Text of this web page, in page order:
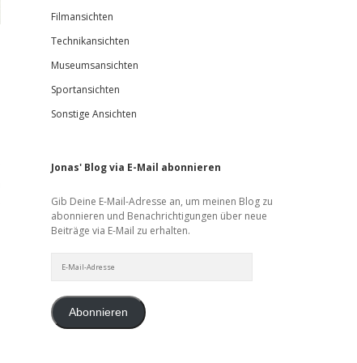
Filmansichten
Technikansichten
Museumsansichten
Sportansichten
Sonstige Ansichten
Jonas' Blog via E-Mail abonnieren
Gib Deine E-Mail-Adresse an, um meinen Blog zu
abonnieren und Benachrichtigungen über neue
Beiträge via E-Mail zu erhalten.
Mail-
Abonnieren